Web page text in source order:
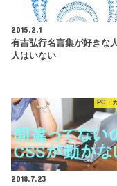
2015.2.1
有吉弘行名言集が好きな
人はいない
PC・
2018.7.23